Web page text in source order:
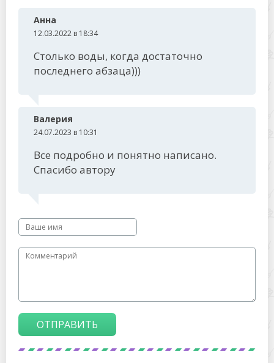
Анна
12.03.2022 в 18:34
Столько воды, когда достаточно
последнего абзаца)))
Валерия
24.07.2023 в 10:31
Все подробно и понятно написано.
Спасибо автору
ОТПРАВИТЬ